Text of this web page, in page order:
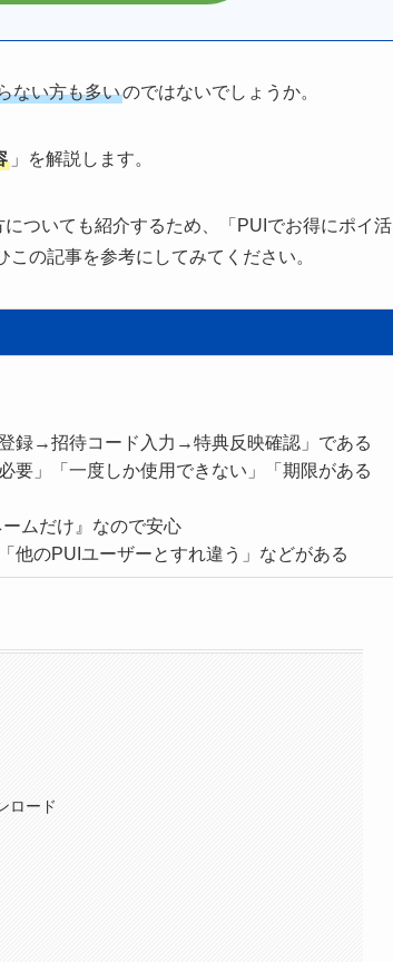
ない方も多いのではないでしょうか。
」を解説します。
ついても紹介するため、「PUIでお得にポイ活
の記事を参考にしてみてください。
録→招待コード入力→特典反映確認」である
要」「一度しか使用できない」「期限がある
ムだけ』なので安心
他のPUIユーザーとすれ違う」などがある
ロード